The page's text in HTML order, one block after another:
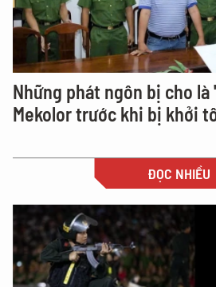
Những phát ngôn bị cho
Mekolor trước khi bị khởi
ĐỌC NHIỀU